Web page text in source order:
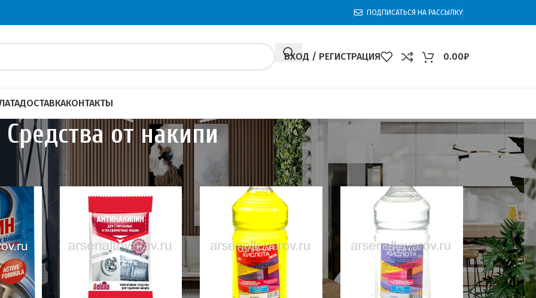
ПОДПИСАТЬСЯ НА РАССЫЛКУ
ВХОД / РЕГИСТРАЦИЯ 0.00₽
ДОСТАВКАКОНТАКТЫ
Средства от накипи
химия Средства от накипи 60